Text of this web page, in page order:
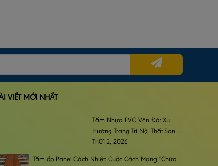
VIẾT MỚI NHẤT
Tấm Nhựa PVC Vân Đá: Xu
Hướng Trang Trí Nội Thất Sang
Trọng, Đẳng Cấp & Bền Bỉ
Th01 2, 2026
Tấm ốp Panel Cách Nhiệt: Cuộc Cách Mạng "Chữa